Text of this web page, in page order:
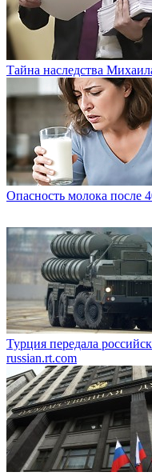
Тайна наследства
Опасность молока после
Турция передала
russian.rt.com